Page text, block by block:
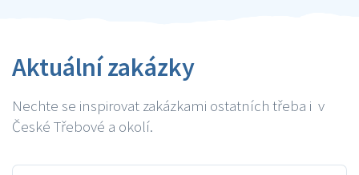
Aktuální zakázky
Nechte se inspirovat zakázkami ostatních třeba i v
České Třebové a okolí.